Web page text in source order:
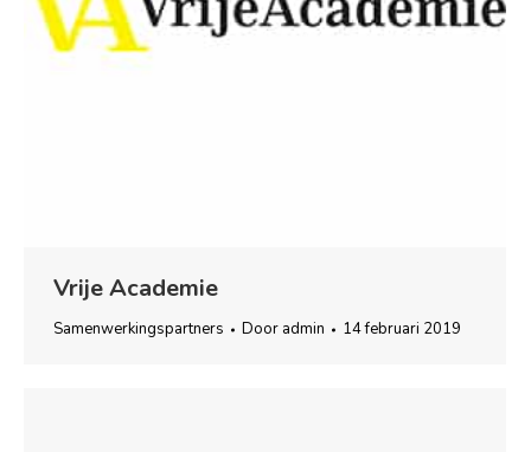
Vrije Academie
Samenwerkingspartners Door admin 14 februari 2019